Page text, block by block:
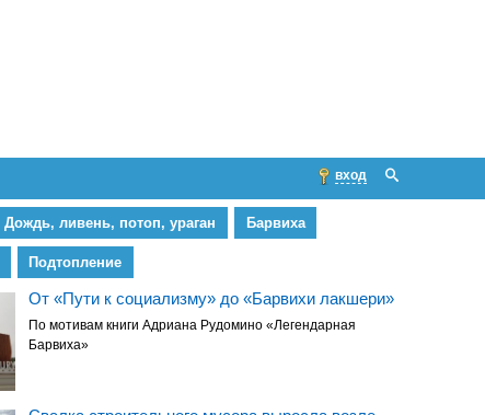
вход
Дождь, ливень, потоп, ураган Барвиха
Подтопление
От «Пути к социализму» до «Барвихи лакшери»
По мотивам книги Адриана Рудомино «Легендарная
Барвиха»